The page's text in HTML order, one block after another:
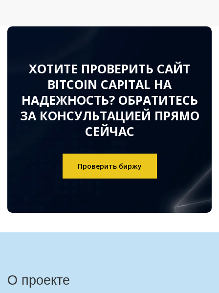
ХОТИТЕ ПРОВЕРИТЬ САЙТ
BITCOIN CAPITAL НА
НАДЕЖНОСТЬ? ОБРАТИТЕСЬ
ЗА КОНСУЛЬТАЦИЕЙ ПРЯМО
СЕЙЧАС
Проверить биржу
О проекте